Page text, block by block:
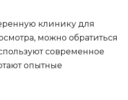
клинику для
можно обратиться
современное
опытные